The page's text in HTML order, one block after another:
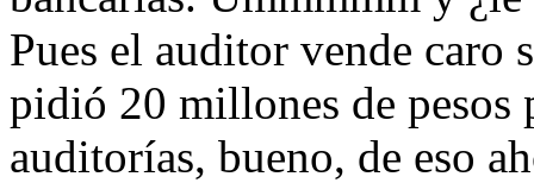
Pues el auditor vende caro
pidió 20 millones de pesos
auditorías, bueno, de eso